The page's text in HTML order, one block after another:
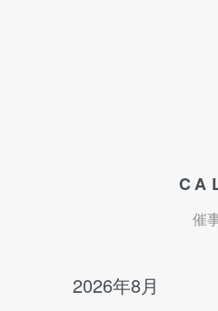
催
2026年8月